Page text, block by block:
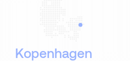
Kopenhagen